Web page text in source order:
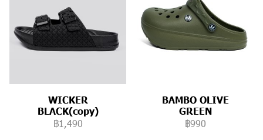
WICKER
BLACK(copy)
฿1,490
BAMBO OLIVE
GREEN
฿990